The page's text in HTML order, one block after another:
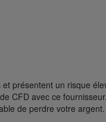
présentent un risque
CFD avec ce
de perdre votre argent.